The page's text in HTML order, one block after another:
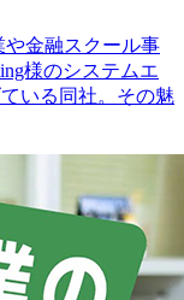
金融スクール事
様のシステムエ
いる同社。その魅